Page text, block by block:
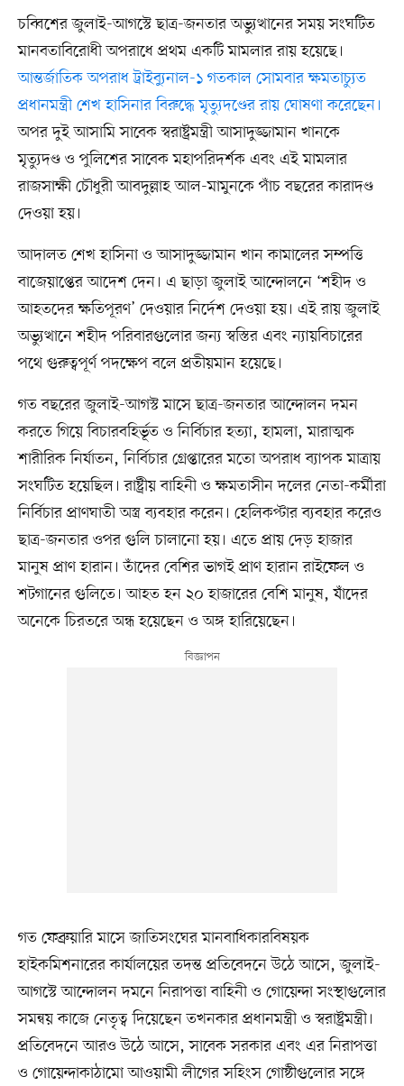
চব্বিশের জুলাই-আগস্টে ছাত্র-জনতার অভ্যুত্থানের সময় সংঘটিত
মানবতাবিরোধী অপরাধে প্রথম একটি মামলার রায় হয়েছে।
আন্তর্জাতিক অপরাধ ট্রাইব্যুনাল-১ গতকাল সোমবার ক্ষমতাচ্যুত
প্রধানমন্ত্রী শেখ হাসিনার বিরুদ্ধে মৃত্যুদণ্ডের রায় ঘোষণা করেছেন।
অপর দুই আসামি সাবেক স্বরাষ্ট্রমন্ত্রী আসাদুজ্জামান খানকে
মৃত্যুদণ্ড ও পুলিশের সাবেক মহাপরিদর্শক এবং এই মামলার
রাজসাক্ষী চৌধুরী আবদুল্লাহ আল-মামুনকে পাঁচ বছরের কারাদণ্ড
দেওয়া হয়।
আদালত শেখ হাসিনা ও আসাদুজ্জামান খান কামালের সম্পত্তি
বাজেয়াপ্তের আদেশ দেন। এ ছাড়া জুলাই আন্দোলনে ‘শহীদ ও
আহতদের ক্ষতিপূরণ’ দেওয়ার নির্দেশ দেওয়া হয়। এই রায় জুলাই
অভ্যুত্থানে শহীদ পরিবারগুলোর জন্য স্বস্তির এবং ন্যায়বিচারের
পথে গুরুত্বপূর্ণ পদক্ষেপ বলে প্রতীয়মান হয়েছে।
গত বছরের জুলাই-আগস্ট মাসে ছাত্র-জনতার আন্দোলন দমন
করতে গিয়ে বিচারবহির্ভূত ও নির্বিচার হত্যা, হামলা, মারাত্মক
শারীরিক নির্যাতন, নির্বিচার গ্রেপ্তারের মতো অপরাধ ব্যাপক মাত্রায়
সংঘটিত হয়েছিল। রাষ্ট্রীয় বাহিনী ও ক্ষমতাসীন দলের নেতা-কর্মীরা
নির্বিচার প্রাণঘাতী অস্ত্র ব্যবহার করেন। হেলিকপ্টার ব্যবহার করেও
ছাত্র-জনতার ওপর গুলি চালানো হয়। এতে প্রায় দেড় হাজার
মানুষ প্রাণ হারান। তাঁদের বেশির ভাগই প্রাণ হারান রাইফেল ও
শটগানের গুলিতে। আহত হন ২০ হাজারের বেশি মানুষ, যাঁদের
অনেকে চিরতরে অন্ধ হয়েছেন ও অঙ্গ হারিয়েছেন।
গত ফেব্রুয়ারি মাসে জাতিসংঘের মানবাধিকারবিষয়ক
হাইকমিশনারের কার্যালয়ের তদন্ত প্রতিবেদনে উঠে আসে, জুলাই-
আগস্টে আন্দোলন দমনে নিরাপত্তা বাহিনী ও গোয়েন্দা সংস্থাগুলোর
সমন্বয় কাজে নেতৃত্ব দিয়েছেন তখনকার প্রধানমন্ত্রী ও স্বরাষ্ট্রমন্ত্রী।
প্রতিবেদনে আরও উঠে আসে, সাবেক সরকার এবং এর নিরাপত্তা
ও গোয়েন্দাকাঠামো আওয়ামী লীগের সহিংস গোষ্ঠীগুলোর সঙ্গে